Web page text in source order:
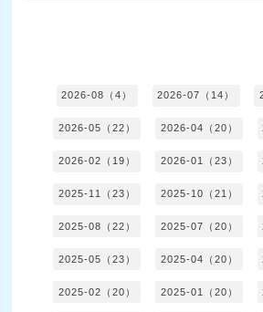
2026-08（4） 2026-07（14）
2026-05（22） 2026-04（20）
2026-02（19） 2026-01（23）
2025-11（23） 2025-10（21）
2025-08（22） 2025-07（20）
2025-05（23） 2025-04（20）
2025-02（20） 2025-01（20）